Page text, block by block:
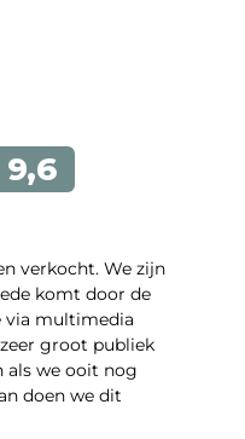
verkocht. We zijn
komt door de
via multimedia
groot publiek
als we ooit nog
doen we dit